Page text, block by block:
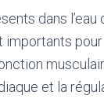
dans
importants
et la